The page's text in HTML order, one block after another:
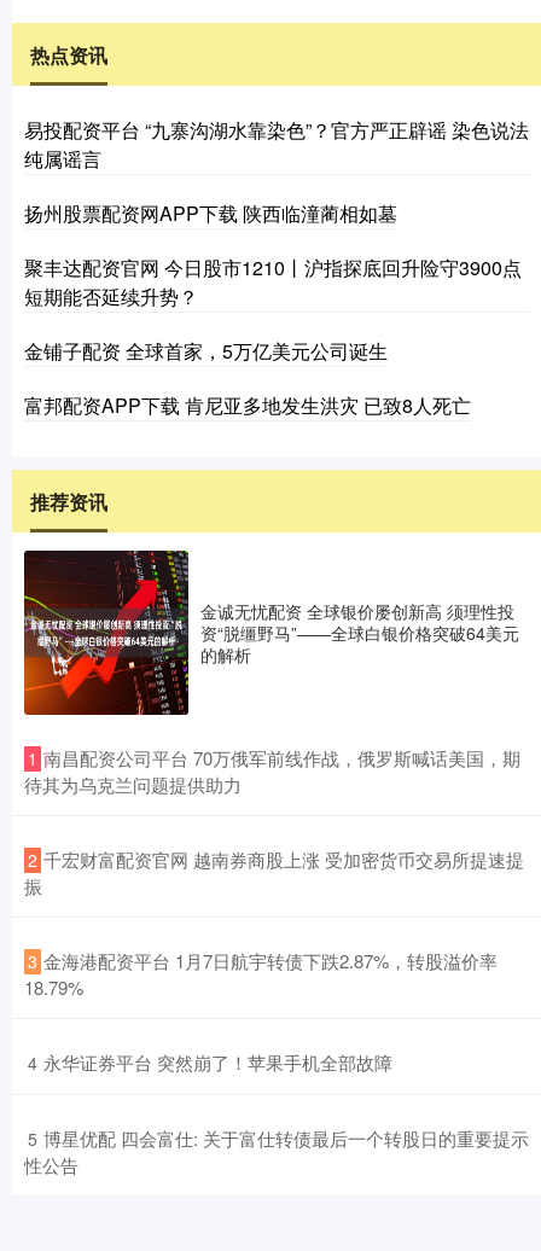
热点资讯
易投配资平台 “九寨沟湖水靠染色”？官方严正辟谣 染色说法
纯属谣言
扬州股票配资网APP下载 陕西临潼蔺相如墓
聚丰达配资官网 今日股市1210丨沪指探底回升险守3900点
短期能否延续升势？
金铺子配资 全球首家，5万亿美元公司诞生
富邦配资APP下载 肯尼亚多地发生洪灾 已致8人死亡
推荐资讯
金诚无忧配资 全球银价屡创新高 须理性投
资“脱缰野马”——全球白银价格突破64美元
的解析
1 ​南昌配资公司平台 70万俄军前线作战，俄罗斯喊话美国，期
待其为乌克兰问题提供助力
2 ​千宏财富配资官网 越南券商股上涨 受加密货币交易所提速提
振
3 ​金海港配资平台 1月7日航宇转债下跌2.87%，转股溢价率
18.79%
4 ​永华证券平台 突然崩了！苹果手机全部故障
5 ​博星优配 四会富仕: 关于富仕转债最后一个转股日的重要提示
性公告